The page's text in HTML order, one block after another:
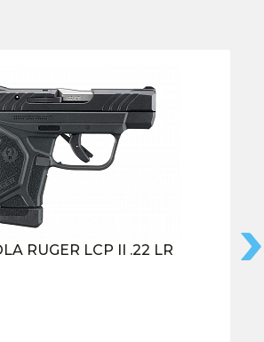
RUGER LCP II .22 LR